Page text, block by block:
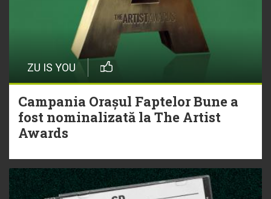
ZU IS YOU
Campania Orașul Faptelor Bune a
fost nominalizată la The Artist
Awards